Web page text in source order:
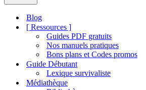
Blog
[ Ressources ]
Guides PDF gratuits
Nos manuels pratiques
Bons plans et Codes promos
Guide Débutant
Lexique survivaliste
Médiathèque